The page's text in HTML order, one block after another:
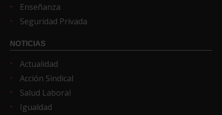
Enseñanza
Seguridad Privada
NOTICIAS
Actualidad
Acción Sindical
Salud Laboral
Igualdad